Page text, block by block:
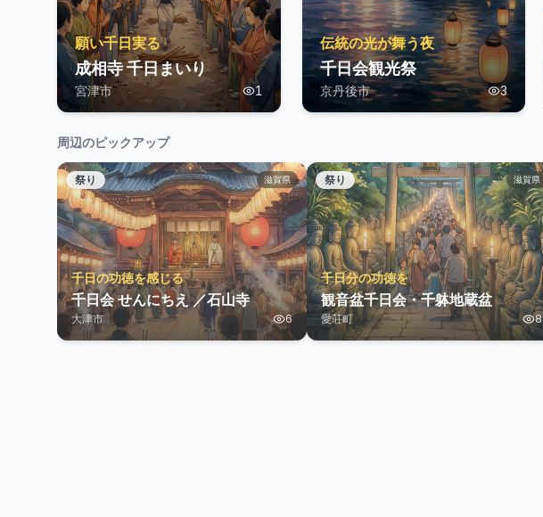
願い千日実る
成相寺 千日まいり
宮津市 1
伝統の光が舞う夜
千日会観光祭
京丹後市 3
周辺のピックアップ
祭り 滋賀県
千日の功徳を感じる
千日会 せんにちえ ／石山寺
大津市 6
祭り 滋賀県
千日分の功徳を
観音盆千日会・千躰地蔵盆
愛荘町 8